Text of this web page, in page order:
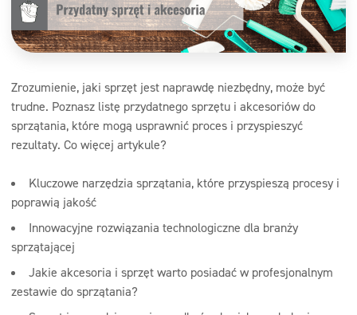
Zrozumienie, jaki sprzęt jest naprawdę niezbędny, może być
trudne. Poznasz listę przydatnego sprzętu i akcesoriów do
sprzątania, które mogą usprawnić proces i przyspieszyć
rezultaty. Co więcej artykule?
Kluczowe narzędzia sprzątania, które przyspieszą procesy i
poprawią jakość
Innowacyjne rozwiązania technologiczne dla branży
sprzątającej
Jakie akcesoria i sprzęt warto posiadać w profesjonalnym
zestawie do sprzątania?